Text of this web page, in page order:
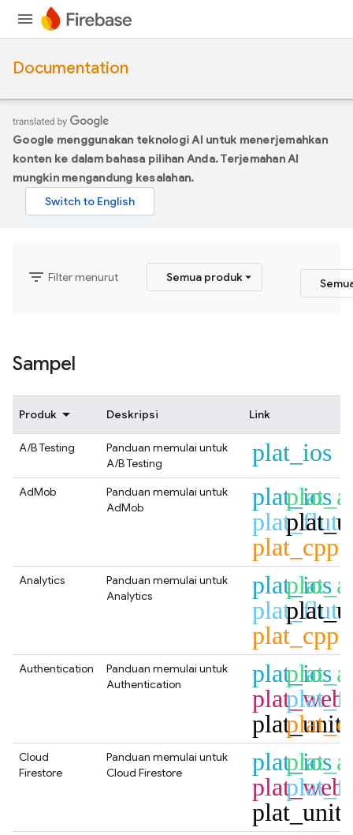
Documentation
Google menggunakan teknologi AI untuk menerjemahkan
konten ke dalam bahasa pilihan Anda. Terjemahan AI
mungkin mengandung kesalahan.
filter_list Filter menurut Semua produk
Sampel
Produk Deskripsi Link
A/B Testing
Panduan memulai untuk
A/B Testing
plat_ios
AdMob
Panduan memulai untuk
AdMob
plat_ios
plat_cpp
Analytics
Panduan memulai untuk
Analytics
plat_ios
plat_cpp
Authentication
Panduan memulai untuk
Authentication
plat_ios
plat_web
Cloud
Firestore
Panduan memulai untuk
Cloud Firestore
plat_ios
plat_web